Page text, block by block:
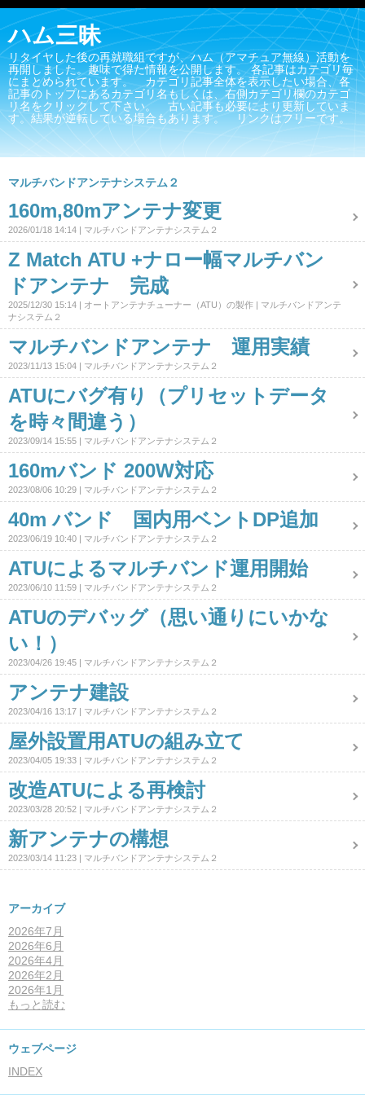
ハム三昧
リタイヤした後の再就職組ですが、ハム（アマチュア無線）活動を
再開しました。趣味で得た情報を公開します。 各記事はカテゴリ毎
にまとめられています。 カテゴリ記事全体を表示したい場合、各
記事のトップにあるカテゴリ名もしくは、右側カテゴリ欄のカテゴ
リ名をクリックして下さい。 古い記事も必要により更新していま
す。結果が逆転している場合もあります。 リンクはフリーです。
マルチバンドアンテナシステム２
160m,80mアンテナ変更
2026/01/18 14:14 マルチバンドアンテナシステム２
Z Match ATU +ナロー幅マルチバン
ドアンテナ 完成
2025/12/30 15:14 オートアンテナチューナー（ATU）の製作
マルチバンドアンテ
ナシステム２
マルチバンドアンテナ 運用実績
2023/11/13 15:04 マルチバンドアンテナシステム２
ATUにバグ有り（プリセットデータ
を時々間違う）
2023/09/14 15:55 マルチバンドアンテナシステム２
160mバンド 200W対応
2023/08/06 10:29 マルチバンドアンテナシステム２
40m バンド 国内用ベントDP追加
2023/06/19 10:40 マルチバンドアンテナシステム２
ATUによるマルチバンド運用開始
2023/06/10 11:59 マルチバンドアンテナシステム２
ATUのデバッグ（思い通りにいかな
い！）
2023/04/26 19:45 マルチバンドアンテナシステム２
アンテナ建設
2023/04/16 13:17 マルチバンドアンテナシステム２
屋外設置用ATUの組み立て
2023/04/05 19:33 マルチバンドアンテナシステム２
改造ATUによる再検討
2023/03/28 20:52 マルチバンドアンテナシステム２
新アンテナの構想
2023/03/14 11:23 マルチバンドアンテナシステム２
アーカイブ
2026年7月
2026年6月
2026年4月
2026年2月
2026年1月
もっと読む
ウェブページ
INDEX